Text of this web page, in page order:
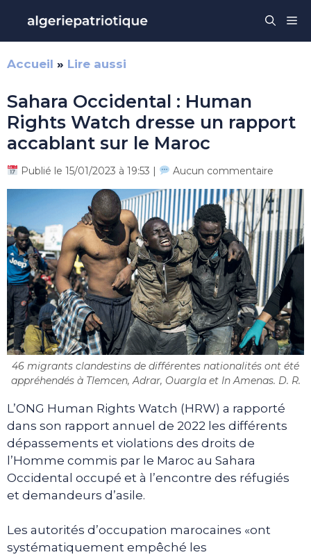
contenu
Accueil » Lire aussi
Sahara Occidental : Human
Rights Watch dresse un rapport
accablant sur le Maroc
Publié le 15/01/2023 à 19:53 | Aucun commentaire
46 migrants clandestins de différentes nationalités ont été
appréhendés à Tlemcen, Adrar, Ouargla et In Amenas. D. R.
L’ONG Human Rights Watch (HRW) a rapporté
dans son rapport annuel de 2022 les différents
dépassements et violations des droits de
l’Homme commis par le Maroc au Sahara
Occidental occupé et à l’encontre des réfugiés
et demandeurs d’asile.
Les autorités d’occupation marocaines «ont
systématiquement empêché les